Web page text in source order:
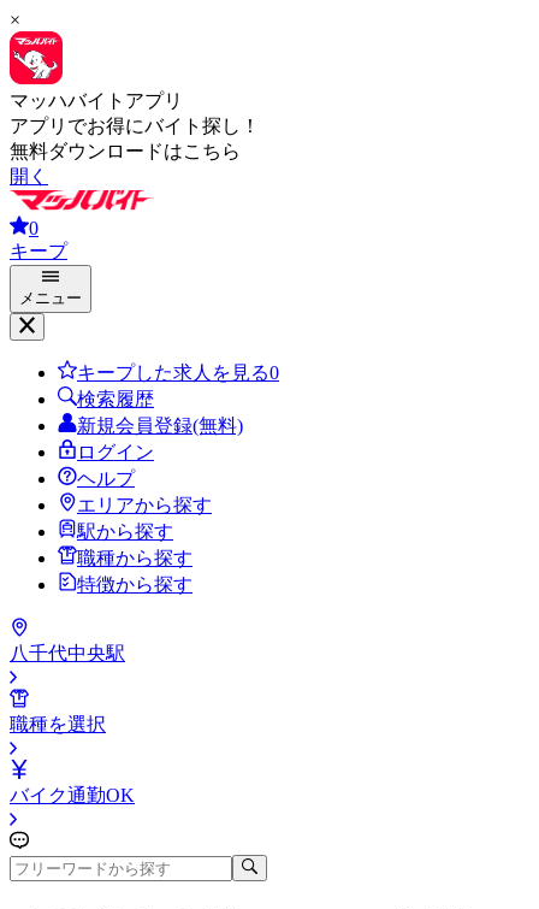
×
マッハバイトアプリ
アプリでお得にバイト探し！
無料ダウンロードはこちら
開く
0
キープ
メニュー
キープした求人を見る0
検索履歴
新規会員登録(無料)
ログイン
ヘルプ
エリアから探す
駅から探す
職種から探す
特徴から探す
八千代中央駅
職種を選択
バイク通勤OK